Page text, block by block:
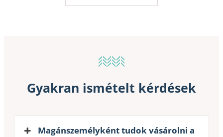
Gyakran ismételt kérdések
Magánszemélyként tudok vásárolni a